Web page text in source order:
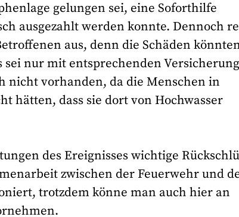
gelungen sei, eine Soforthilfe
ausgezahlt werden konnte. Dennoch
aus, denn die Schäden
nur mit entsprechenden
nicht vorhanden, da die Menschen in
hätten, dass sie dort von Hochwasser
des Ereignisses wichtige
zwischen der Feuerwehr und
trotzdem könne man auch hier an